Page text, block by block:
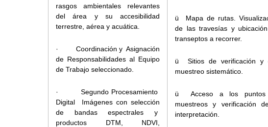
rasgos ambientales relevantes
del área y su accesibilidad
terrestre, aérea y acuática.
· Coordinación y Asignación
de Responsabilidades al Equipo
de Trabajo seleccionado.
· Segundo Procesamiento
Digital Imágenes con selección
de bandas espectrales y
productos DTM, NDVI,
ü Mapa de rutas.
de las travesías y
transeptos a recorrer.
ü Sitios de verificación y
muestreo sistemático.
ü Acceso a los puntos
muestreos y verificación
interpretación.